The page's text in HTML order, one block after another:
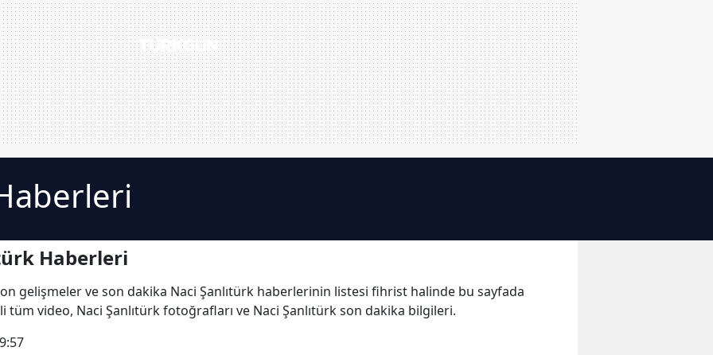
Haberleri
gelişmeler ve son dakika Naci Şanlıtürk haberlerinin listesi fihrist halinde bu sayfada
tüm video, Naci Şanlıtürk fotoğrafları ve Naci Şanlıtürk son dakika bilgileri.